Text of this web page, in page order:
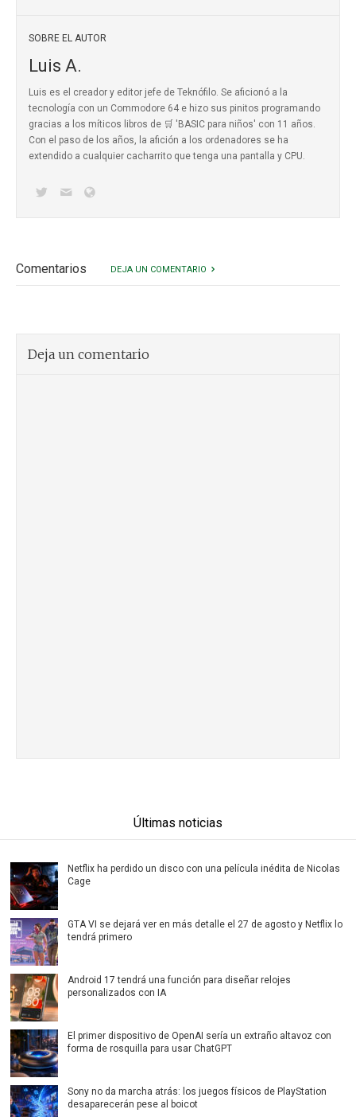
SOBRE EL AUTOR
Luis A.
Luis es el creador y editor jefe de Teknófilo. Se aficionó a la
tecnología con un Commodore 64 e hizo sus pinitos programando
gracias a los míticos libros de 🛒 'BASIC para niños' con 11 años.
Con el paso de los años, la afición a los ordenadores se ha
extendido a cualquier cacharrito que tenga una pantalla y CPU.
Comentarios DEJA UN COMENTARIO
Deja un comentario
Últimas noticias
Netflix ha perdido un disco con una película inédita de Nicolas
Cage
GTA VI se dejará ver en más detalle el 27 de agosto y Netflix lo
tendrá primero
Android 17 tendrá una función para diseñar relojes
personalizados con IA
El primer dispositivo de OpenAI sería un extraño altavoz con
forma de rosquilla para usar ChatGPT
Sony no da marcha atrás: los juegos físicos de PlayStation
desaparecerán pese al boicot